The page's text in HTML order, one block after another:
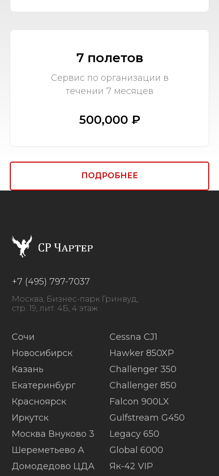
7 полетов
Сервис по организации в
течении 7 месяцев
500,000 ₽
ПОДРОБНЕЕ
+7 (495) 797-7037
Москва, Бизнес-парк Гринвуд,
стр. 19, лит. 4Б, 4 этаж
Сочи
Новосибирск
Казань
Екатеринбург
Красноярск
Иркутск
Москва Внуково 3
Шереметьево А
Домодедово ЦДА
Cessna CJ1
Hawker 850XP
Challenger 350
Challenger 850
Falcon 900LX
Gulfstream G450
Legacy 650
Global 6000
Як-42 VIP